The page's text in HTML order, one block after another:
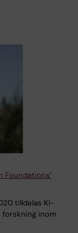
Foundations′
tilldelas KI-
forskning inom